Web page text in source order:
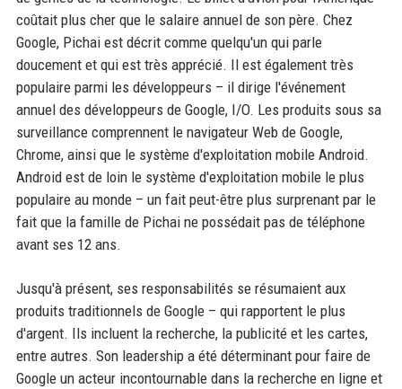
coûtait plus cher que le salaire annuel de son père. Chez
Google, Pichai est décrit comme quelqu'un qui parle
doucement et qui est très apprécié. Il est également très
populaire parmi les développeurs – il dirige l'événement
annuel des développeurs de Google, I/O. Les produits sous sa
surveillance comprennent le navigateur Web de Google,
Chrome, ainsi que le système d'exploitation mobile Android.
Android est de loin le système d'exploitation mobile le plus
populaire au monde – un fait peut-être plus surprenant par le
fait que la famille de Pichai ne possédait pas de téléphone
avant ses 12 ans.
Jusqu'à présent, ses responsabilités se résumaient aux
produits traditionnels de Google – qui rapportent le plus
d'argent. Ils incluent la recherche, la publicité et les cartes,
entre autres. Son leadership a été déterminant pour faire de
Google un acteur incontournable dans la recherche en ligne et